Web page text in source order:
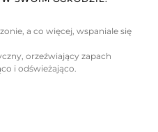
a co więcej, wspaniale się
orzeźwiający zapach
i odświeżająco.